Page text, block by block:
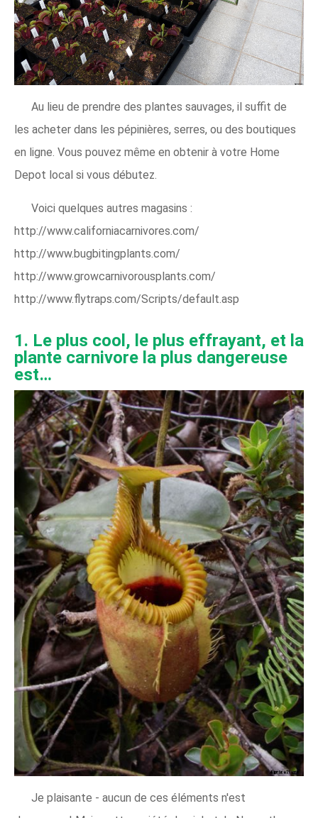
Au lieu de prendre des plantes sauvages, il suffit de
les acheter dans les pépinières, serres, ou des boutiques
en ligne. Vous pouvez même en obtenir à votre Home
Depot local si vous débutez.
Voici quelques autres magasins :
http://www.californiacarnivores.com/
http://www.bugbitingplants.com/
http://www.growcarnivorousplants.com/
http://www.flytraps.com/Scripts/default.asp​
1. Le plus cool, le plus effrayant, et la
plante carnivore la plus dangereuse
est…
Je plaisante - aucun de ces éléments n'est